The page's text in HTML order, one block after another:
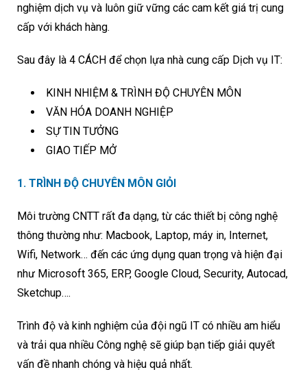
nghiệm dịch vụ và luôn giữ vững các cam kết giá trị cung
cấp với khách hàng.
Sau đây là 4 CÁCH để chọn lựa nhà cung cấp Dịch vụ IT:
KINH NHIỆM & TRÌNH ĐỘ CHUYÊN MÔN
VĂN HÓA DOANH NGHIỆP
SỰ TIN TƯỞNG
GIAO TIẾP MỞ
1. TRÌNH ĐỘ CHUYÊN MÔN GIỎI
Môi trường CNTT rất đa dạng, từ các thiết bị công nghệ
thông thường như: Macbook, Laptop, máy in, Internet,
Wifi, Network… đến các ứng dụng quan trọng và hiện đại
như Microsoft 365, ERP, Google Cloud, Security, Autocad,
Sketchup….
Trình độ và kinh nghiệm của đội ngũ IT có nhiều am hiểu
và trải qua nhiều Công nghệ sẽ giúp bạn tiếp giải quyết
vấn đề nhanh chóng và hiệu quả nhất.